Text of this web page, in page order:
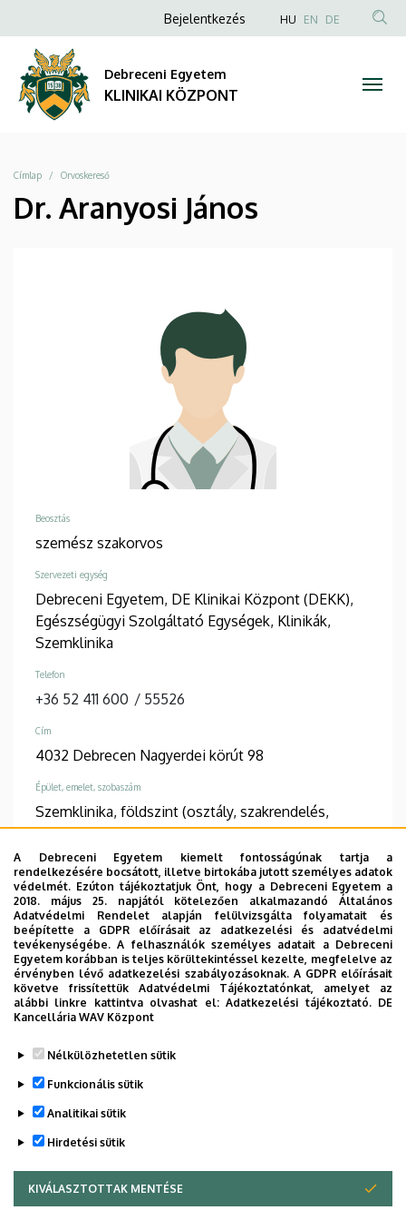
A Debreceni Egyetem kiemelt fontosságúnak tartja a
rendelkezésére bocsátott, illetve birtokába jutott személyes adatok
védelmét. Ezúton tájékoztatjuk Önt, hogy a Debreceni Egyetem a
2018. május 25. napjától kötelezően alkalmazandó Általános
Adatvédelmi Rendelet alapján felülvizsgálta folyamatait és
beépítette a GDPR előírásait az adatkezelési és adatvédelmi
tevékenységébe. A felhasználók személyes adatait a Debreceni
Egyetem korábban is teljes körültekintéssel kezelte, megfelelve az
érvényben lévő adatkezelési szabályozásoknak. A GDPR előírásait
követve frissítettük Adatvédelmi Tájékoztatónkat, amelyet az
alábbi linkre kattintva olvashat el:Adatkezelési tájékoztató. DE
Kancellária WAV Központ
Nélkülözhetetlen sütik
Funkcionális sütik
Analitikai sütik
Hirdetési sütik
KIVÁLASZTOTTAK MENTÉSE
WITHDRAW CONSENT
KLINIKAI
KÖZPONT
a
tartalomra
Anonim
fiók
menüje
Bejelentkezés HU EN DE
Debreceni Egyetem
KLINIKAI KÖZPONT
Morzsa
Címlap Orvoskereső
Dr. Aranyosi János
Beosztás
szemész szakorvos
Szervezeti egység
Debreceni Egyetem, DE Klinikai Központ (DEKK),
Egészségügyi Szolgáltató Egységek, Klinikák,
Szemklinika
Telefon
+36 52 411 600 / 55526
Cím
4032 Debrecen Nagyerdei körút 98
Épület, emelet, szobaszám
Szemklinika, földszint (osztály, szakrendelés,
műtő)
TUDÓSTÉR WEBSITE
Információk
Végzettség
általános orvos
Beszélt nyelvek
Adatvédelem